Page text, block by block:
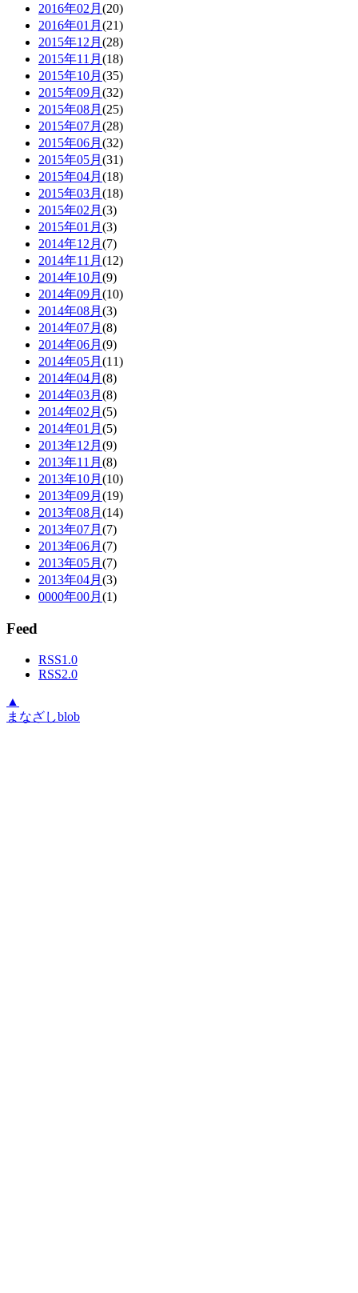
2016年02月 (20)
2016年01月 (21)
2015年12月 (28)
2015年11月 (18)
2015年10月 (35)
2015年09月 (32)
2015年08月 (25)
2015年07月 (28)
2015年06月 (32)
2015年05月 (31)
2015年04月 (18)
2015年03月 (18)
2015年02月 (3)
2015年01月 (3)
2014年12月 (7)
2014年11月 (12)
2014年10月 (9)
2014年09月 (10)
2014年08月 (3)
2014年07月 (8)
2014年06月 (9)
2014年05月 (11)
2014年04月 (8)
2014年03月 (8)
2014年02月 (5)
2014年01月 (5)
2013年12月 (9)
2013年11月 (8)
2013年10月 (10)
2013年09月 (19)
2013年08月 (14)
2013年07月 (7)
2013年06月 (7)
2013年05月 (7)
2013年04月 (3)
0000年00月 (1)
Feed
RSS1.0
RSS2.0
▲
まなざしblob